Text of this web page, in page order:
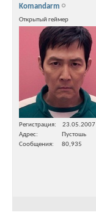
Komandarm
Открытый геймер
Регистрация
23.05.2007
Адрес
Пустошь
Сообщения
80,935